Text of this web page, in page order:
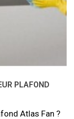
PLAFOND
Atlas Fan ?